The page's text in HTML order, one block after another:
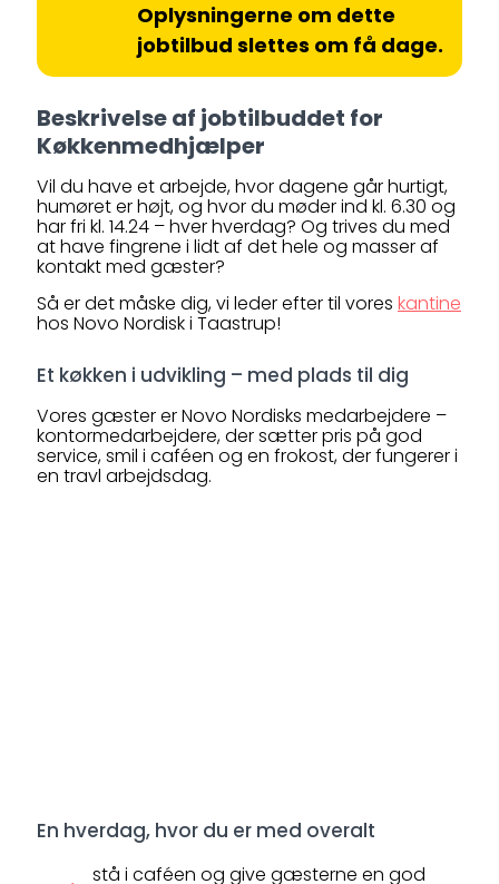
Oplysningerne om dette
jobtilbud slettes om få dage.
Beskrivelse af jobtilbuddet for
Køkkenmedhjælper
Vil du have et arbejde, hvor dagene går hurtigt,
humøret er højt, og hvor du møder ind kl. 6.30 og
har fri kl. 14.24 – hver hverdag? Og trives du med
at have fingrene i lidt af det hele og masser af
kontakt med gæster?
Så er det måske dig, vi leder efter til vores kantine
hos Novo Nordisk i Taastrup!
Et køkken i udvikling – med plads til dig
Vores gæster er Novo Nordisks medarbejdere –
kontormedarbejdere, der sætter pris på god
service, smil i caféen og en frokost, der fungerer i
en travl arbejdsdag.
En hverdag, hvor du er med overalt
stå i caféen og give gæsterne en god